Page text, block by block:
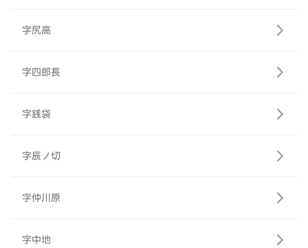
字尻高
字四郎長
字銭袋
字辰ノ切
字仲川原
字中地